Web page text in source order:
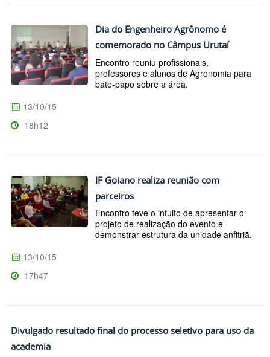
Dia do Engenheiro Agrônomo é
comemorado no Câmpus Urutaí
Encontro reuniu profissionais,
professores e alunos de Agronomia para
bate-papo sobre a área.
13/10/15
18h12
IF Goiano realiza reunião com
parceiros
Encontro teve o intuito de apresentar o
projeto de realização do evento e
demonstrar estrutura da unidade anfitriã.
13/10/15
17h47
Divulgado resultado final do processo seletivo para uso da
academia